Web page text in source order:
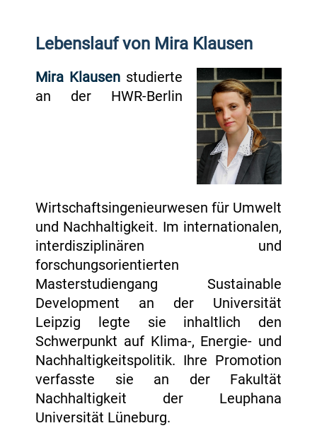
Lebenslauf von Mira Klausen
Mira Klausen studierte
an der HWR-Berlin
Wirtschaftsingenieurwesen für Umwelt
und Nachhaltigkeit. Im internationalen,
interdisziplinären und
forschungsorientierten
Masterstudiengang Sustainable
Development an der Universität
Leipzig legte sie inhaltlich den
Schwerpunkt auf Klima-, Energie- und
Nachhaltigkeitspolitik. Ihre Promotion
verfasste sie an der Fakultät
Nachhaltigkeit der Leuphana
Universität Lüneburg.